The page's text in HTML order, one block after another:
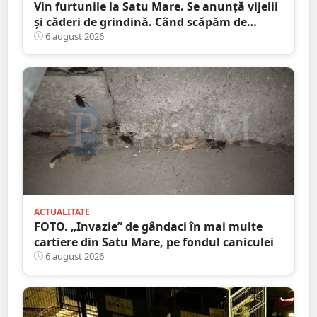
Vin furtunile la Satu Mare. Se anunță vijelii
și căderi de grindină. Când scăpăm de
caniculă
6 august 2026
ACTUALITATE
FOTO. „Invazie” de gândaci în mai multe
cartiere din Satu Mare, pe fondul caniculei
6 august 2026